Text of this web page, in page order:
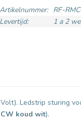
RF-
1 a 2
Ledstrip sturing
CW koud wit).